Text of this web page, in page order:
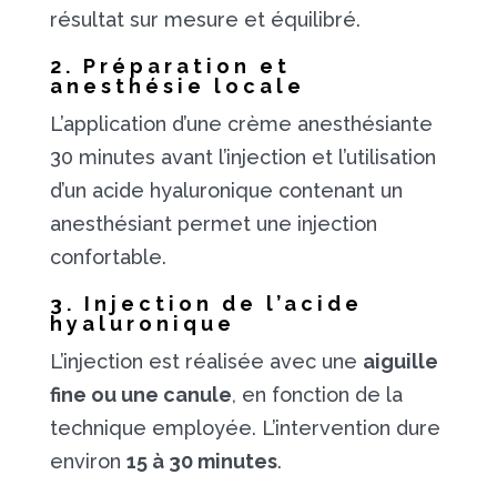
résultat sur mesure et équilibré.
2. Préparation et
anesthésie locale
L’application d’une crème anesthésiante
30 minutes avant l’injection et l’utilisation
d’un acide hyaluronique contenant un
anesthésiant permet une injection
confortable.
3. Injection de l’acide
hyaluronique
L’injection est réalisée avec une aiguille
fine ou une canule, en fonction de la
technique employée. L’intervention dure
environ 15 à 30 minutes.